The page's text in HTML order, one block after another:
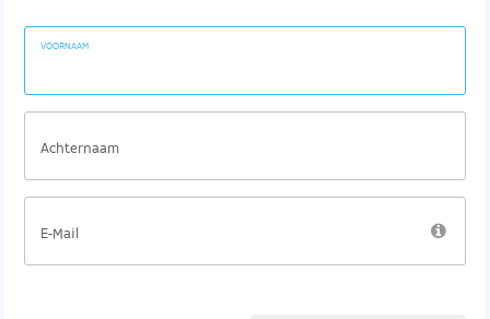
VOORNAAM
Achternaam
E-Mail